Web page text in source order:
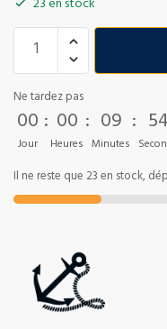
Ne tardez pas
00
Jour
: 00
Heures
: 09
Minutes
: 53
Il ne reste que 23 en stock,